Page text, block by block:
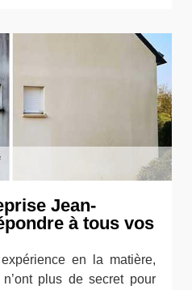
Jean-
à tous vos
en la matière,
plus de secret pour